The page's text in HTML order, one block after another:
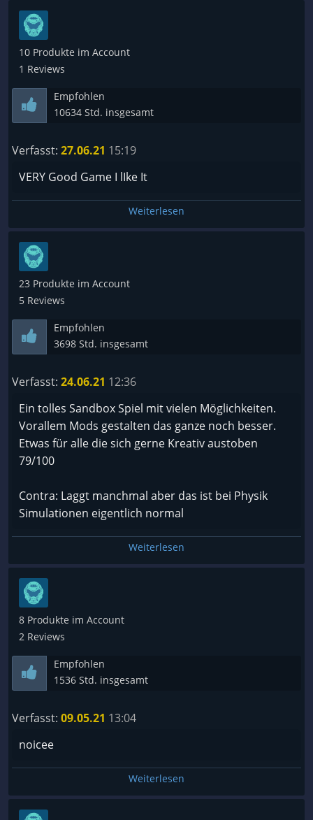
10 Produkte im Account
1 Reviews
Empfohlen
10634 Std. insgesamt
Verfasst: 27.06.21 15:19
VERY Good Game I lIke It
Weiterlesen
23 Produkte im Account
5 Reviews
Empfohlen
3698 Std. insgesamt
Verfasst: 24.06.21 12:36
Ein tolles Sandbox Spiel mit vielen Möglichkeiten.
Vorallem Mods gestalten das ganze noch besser.
Etwas für alle die sich gerne Kreativ austoben
79/100
Contra: Laggt manchmal aber das ist bei Physik
Simulationen eigentlich normal
Weiterlesen
8 Produkte im Account
2 Reviews
Empfohlen
1536 Std. insgesamt
Verfasst: 09.05.21 13:04
noicee
Weiterlesen